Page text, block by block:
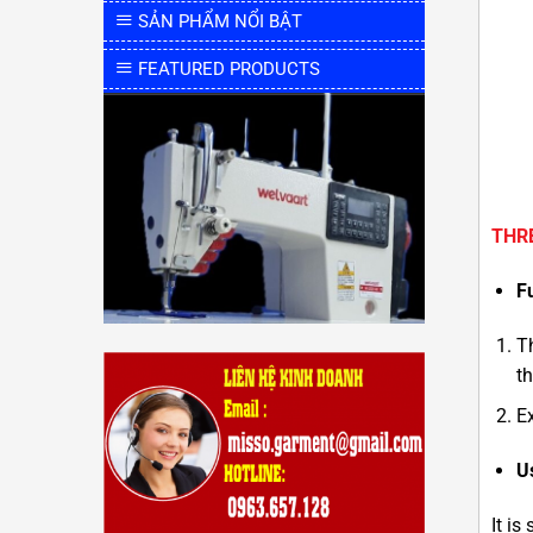
SẢN PHẨM NỔI BẬT
FEATURED PRODUCTS
It is